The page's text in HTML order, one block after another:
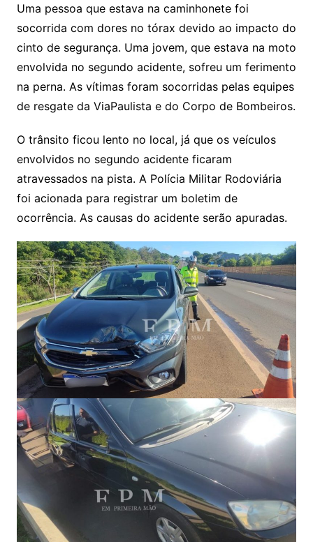
Uma pessoa que estava na caminhonete foi
socorrida com dores no tórax devido ao impacto do
cinto de segurança. Uma jovem, que estava na moto
envolvida no segundo acidente, sofreu um ferimento
na perna. As vítimas foram socorridas pelas equipes
de resgate da ViaPaulista e do Corpo de Bombeiros.
O trânsito ficou lento no local, já que os veículos
envolvidos no segundo acidente ficaram
atravessados na pista. A Polícia Militar Rodoviária
foi acionada para registrar um boletim de
ocorrência. As causas do acidente serão apuradas.